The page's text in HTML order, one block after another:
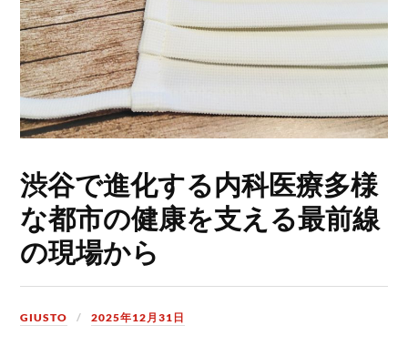
渋谷で進化する内科医療多様
な都市の健康を支える最前線
の現場から
GIUSTO 2025年12月31日